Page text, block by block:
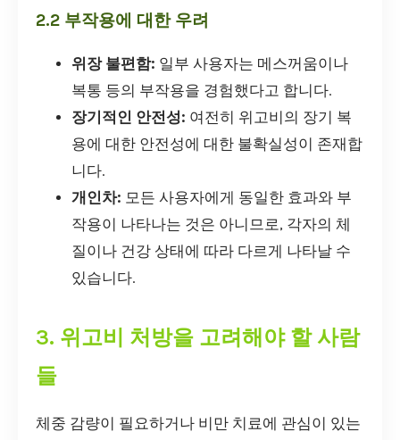
2.2 부작용에 대한 우려
위장 불편함: 일부 사용자는 메스꺼움이나
복통 등의 부작용을 경험했다고 합니다.
장기적인 안전성: 여전히 위고비의 장기 복
용에 대한 안전성에 대한 불확실성이 존재합
니다.
개인차: 모든 사용자에게 동일한 효과와 부
작용이 나타나는 것은 아니므로, 각자의 체
질이나 건강 상태에 따라 다르게 나타날 수
있습니다.
3. 위고비 처방을 고려해야 할 사람
들
체중 감량이 필요하거나 비만 치료에 관심이 있는